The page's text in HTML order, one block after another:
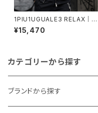
1PIU1UGUALE3 RELAX｜速
乾ジャージーラインフーディー
｜ウノピゥウノウグァーレトレ リ
¥15,470
カテゴリーから探す
ブランドから探す